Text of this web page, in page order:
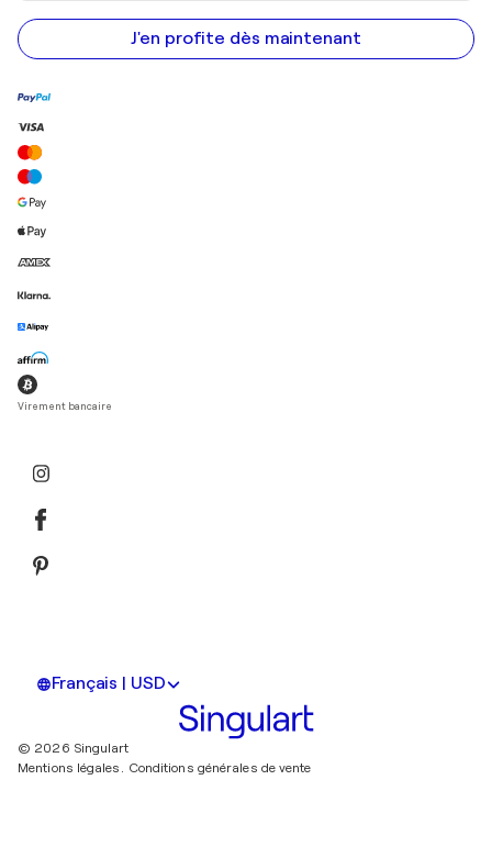
e-
mail
J'en profite dès maintenant
Virement bancaire
Français | USD
© 2026 Singulart
Mentions légales. Conditions générales de vente